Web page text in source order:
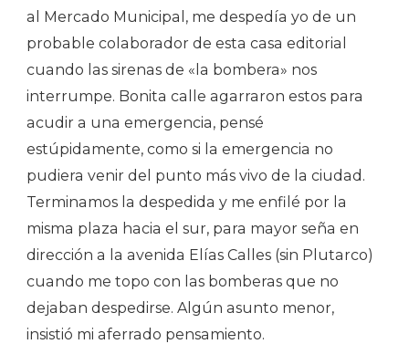
al Mercado Municipal, me despedía yo de un
probable colaborador de esta casa editorial
cuando las sirenas de «la bombera» nos
interrumpe. Bonita calle agarraron estos para
acudir a una emergencia, pensé
estúpidamente, como si la emergencia no
pudiera venir del punto más vivo de la ciudad.
Terminamos la despedida y me enfilé por la
misma plaza hacia el sur, para mayor seña en
dirección a la avenida Elías Calles (sin Plutarco)
cuando me topo con las bomberas que no
dejaban despedirse. Algún asunto menor,
insistió mi aferrado pensamiento.